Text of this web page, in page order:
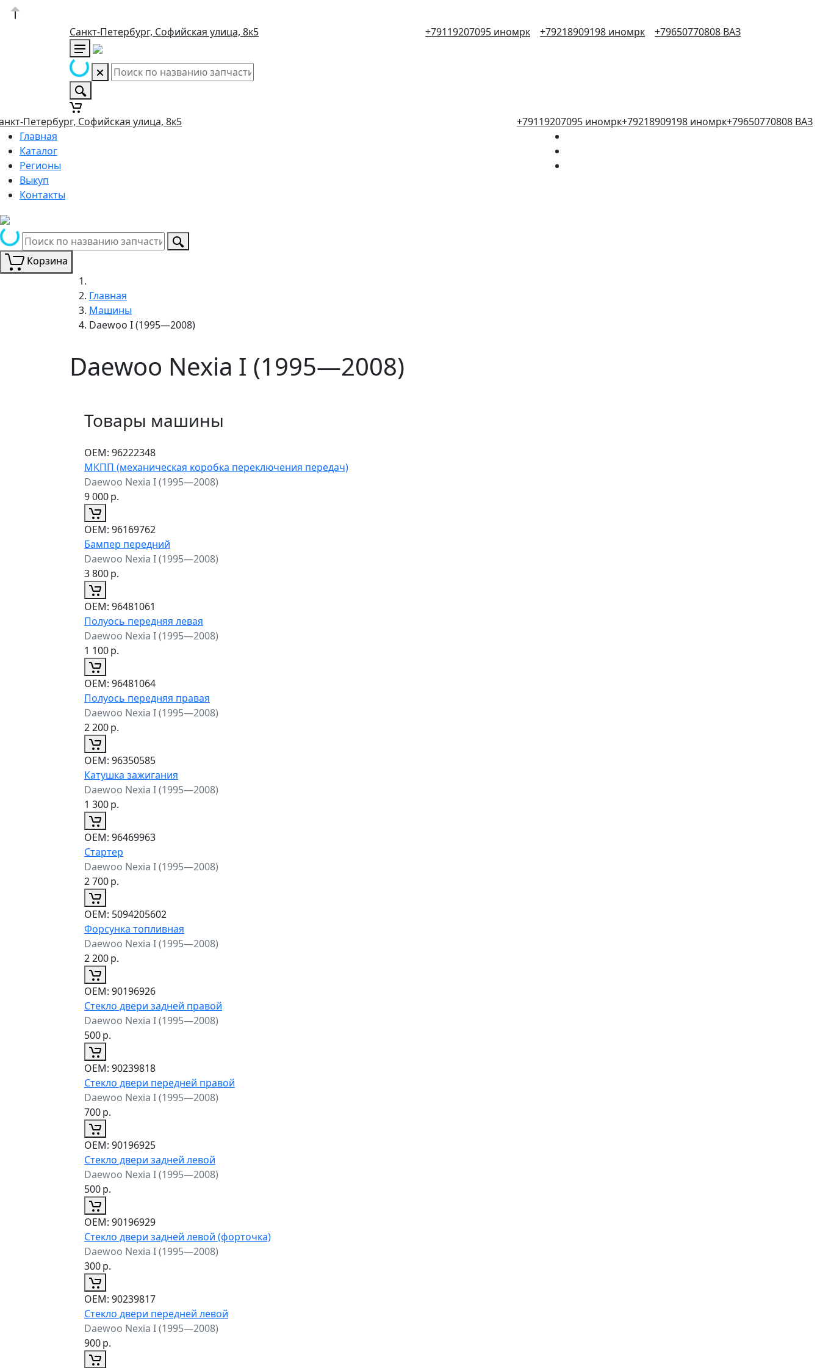
Санкт-Петербург, Софийская улица, 8к5 +79119207095 иномрк +79218909198 иномрк +79650770808 ВАЗ
Петербург, Софийская улица, 8к5 +79119207095 иномрк+79218909198 иномрк+79650770808 ВАЗ
Главная
Каталог
Регионы
Выкуп
Контакты
Корзина
Главная
Машины
Daewoo I (1995—2008)
Daewoo Nexia I (1995—2008)
Товары машины
ОЕМ: 96222348
МКПП (механическая коробка переключения передач)
Daewoo Nexia I (1995—2008)
9 000р.
ОЕМ: 96169762
Бампер передний
Daewoo Nexia I (1995—2008)
3 800р.
ОЕМ: 96481061
Полуось передняя левая
Daewoo Nexia I (1995—2008)
1 100р.
ОЕМ: 96481064
Полуось передняя правая
Daewoo Nexia I (1995—2008)
2 200р.
ОЕМ: 96350585
Катушка зажигания
Daewoo Nexia I (1995—2008)
1 300р.
ОЕМ: 96469963
Стартер
Daewoo Nexia I (1995—2008)
2 700р.
ОЕМ: 5094205602
Форсунка топливная
Daewoo Nexia I (1995—2008)
2 200р.
ОЕМ: 90196926
Стекло двери задней правой
Daewoo Nexia I (1995—2008)
500р.
ОЕМ: 90239818
Стекло двери передней правой
Daewoo Nexia I (1995—2008)
700р.
ОЕМ: 90196925
Стекло двери задней левой
Daewoo Nexia I (1995—2008)
500р.
ОЕМ: 90196929
Стекло двери задней левой (форточка)
Daewoo Nexia I (1995—2008)
300р.
ОЕМ: 90239817
Стекло двери передней левой
Daewoo Nexia I (1995—2008)
900р.